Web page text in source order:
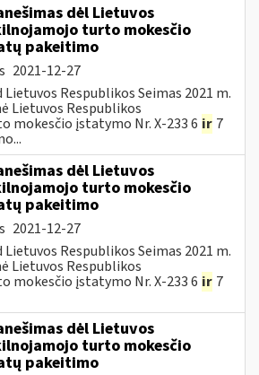
dėl Lietuvos
turto mokesčio
pakeitimo
2021-12-27
Respublikos Seimas 2021 m.
Lietuvos Respublikos
mokesčio įstatymo Nr. X-233 6 ir 7
dėl Lietuvos
turto mokesčio
pakeitimo
2021-12-27
Respublikos Seimas 2021 m.
Lietuvos Respublikos
mokesčio įstatymo Nr. X-233 6 ir 7
dėl Lietuvos
turto mokesčio
pakeitimo